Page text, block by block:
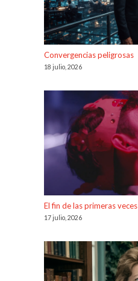
Convergencias peligrosas
18 julio, 2026
El fin de las primeras veces
17 julio, 2026